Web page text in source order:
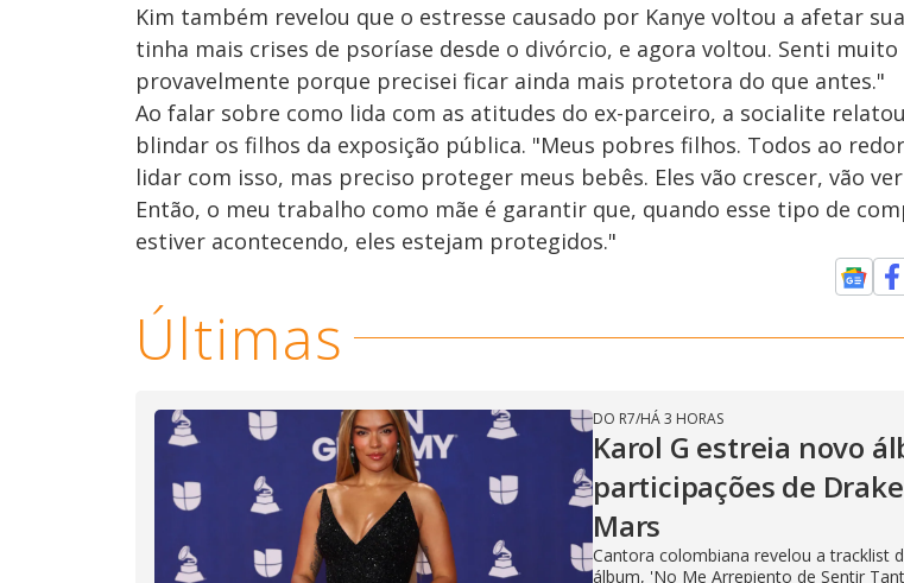
Kim também revelou que o estresse causado por Kanye voltou a afetar
tinha mais crises de psoríase desde o divórcio, e agora voltou. Senti muito
provavelmente porque precisei ficar ainda mais protetora do que antes."
Ao falar sobre como lida com as atitudes do ex-parceiro, a socialite
blindar os filhos da exposição pública. "Meus pobres filhos. Todos ao
lidar com isso, mas preciso proteger meus bebês. Eles vão crescer, vão
Então, o meu trabalho como mãe é garantir que, quando esse tipo de
estiver acontecendo, eles estejam protegidos."
Últimas
DO R7/HÁ 3 HORAS
Karol G estreia novo
participações de
Mars
Cantora colombiana revelou a ​tracklist
álbum, 'No Me Arrepiento de Sentir